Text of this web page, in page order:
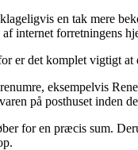
en tak mere
internet forretningens
det komplet vigtigt
eksempelvis
på posthuset inden
for en præcis sum.